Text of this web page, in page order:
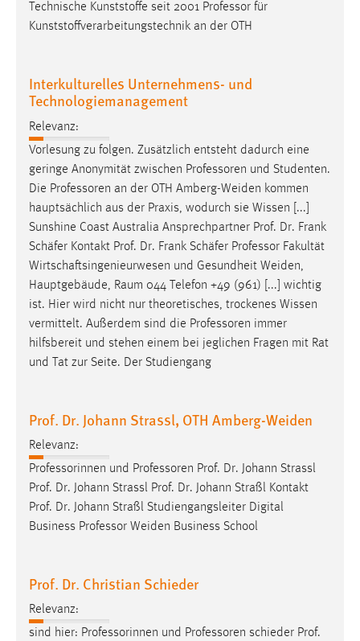
Technische Kunststoffe seit 2001 Professor für
Kunststoffverarbeitungstechnik an der OTH
Interkulturelles Unternehmens- und
Technologiemanagement
Relevanz:
Vorlesung zu folgen. Zusätzlich entsteht dadurch eine
geringe Anonymität zwischen Professoren und Studenten.
Die Professoren an der OTH Amberg-Weiden kommen
hauptsächlich aus der Praxis, wodurch sie Wissen [...]
Sunshine Coast Australia Ansprechpartner Prof. Dr. Frank
Schäfer Kontakt Prof. Dr. Frank Schäfer Professor Fakultät
Wirtschaftsingenieurwesen und Gesundheit Weiden,
Hauptgebäude, Raum 044 Telefon +49 (961) [...] wichtig
ist. Hier wird nicht nur theoretisches, trockenes Wissen
vermittelt. Außerdem sind die Professoren immer
hilfsbereit und stehen einem bei jeglichen Fragen mit Rat
und Tat zur Seite. Der Studiengang
Prof. Dr. Johann Strassl, OTH Amberg-Weiden
Relevanz:
Professorinnen und Professoren Prof. Dr. Johann Strassl
Prof. Dr. Johann Strassl Prof. Dr. Johann Straßl Kontakt
Prof. Dr. Johann Straßl Studiengangsleiter Digital
Business Professor Weiden Business School
Prof. Dr. Christian Schieder
Relevanz:
sind hier: Professorinnen und Professoren schieder Prof.